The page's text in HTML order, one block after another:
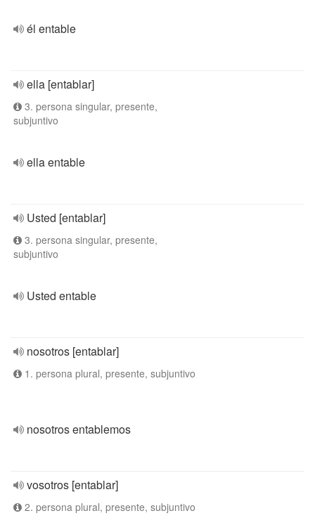
él entable
ella [entablar]
3. persona singular, presente,
subjuntivo
ella entable
Usted [entablar]
3. persona singular, presente,
subjuntivo
Usted entable
nosotros [entablar]
1. persona plural, presente, subjuntivo
nosotros entablemos
vosotros [entablar]
2. persona plural, presente, subjuntivo